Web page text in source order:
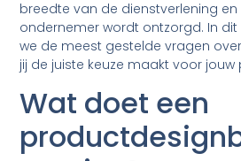
breedte van de dienstverlening
ondernemer wordt ontzorgd. In
we de meest gestelde vragen
jij de juiste keuze maakt voor jouw
Wat doet een